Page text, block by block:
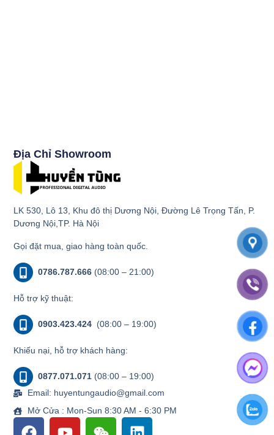
Địa Chỉ Showroom
LK 530, Lô 13, Khu đô thị Dương Nội, Đường Lê Trọng Tấn, P.
Dương Nội,TP. Hà Nội
Gọi đặt mua, giao hàng toàn quốc.
0786.787.666 (08:00 – 21:00)
Hỗ trợ kỹ thuật:
0903.423.424 (08:00 – 19:00)
Khiếu nại, hỗ trợ khách hàng:
0877.071.071 (08:00 – 19:00)
Email: huyentungaudio@gmail.com
Mở Cửa : Mon-Sun 8:30 AM - 6:30 PM